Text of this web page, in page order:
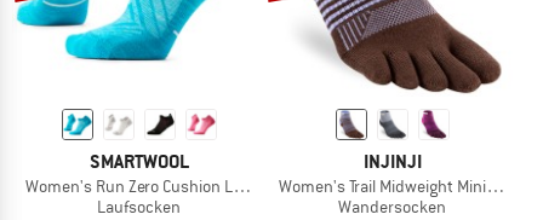
SMARTWOOL
Women's Run Zero Cushion Low Ankle
Laufsocken
INJINJI
Women's Trail Midweight Mini Crew
Wandersocken